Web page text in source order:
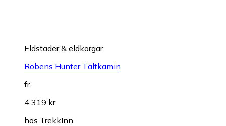
Eldstäder & eldkorgar
Robens Hunter Tältkamin
fr.
4 319 kr
hos TrekkInn